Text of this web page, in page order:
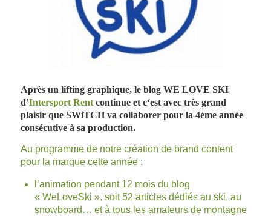
Après un lifting graphique, le blog WE LOVE SKI
d’Intersport Rentcontinue et c‘est avec très grand
plaisir que SWiTCH va collaborer pour la 4ème année
consécutive à sa production.
Au programme de notre création de brand content
pour la marque cette année :
l’animation pendant 12 mois du blog
« WeLoveSki », soit 52 articles dédiés au ski, au
snowboard… et à tous les amateurs de montagne